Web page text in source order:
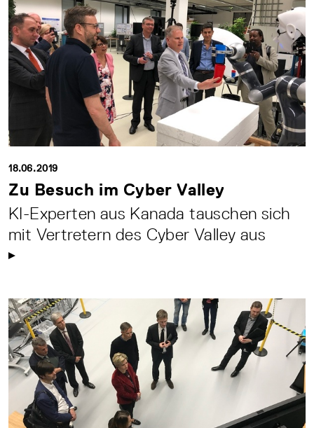
18.06.2019
Zu Besuch im Cyber Valley
KI-Experten aus Kanada tauschen sich
mit Vertretern des Cyber Valley aus